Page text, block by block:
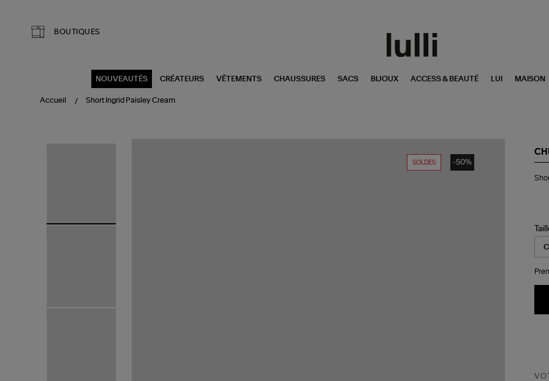
BOUTIQUES
NOUVEAUTÉS CRÉATEURS VÊTEMENTS CHAUSSURES SACS BIJOUX ACCESS & BEAUTÉ LUI MAISON
Accueil Short Ingrid Paisley Cream
SOLDES -50%